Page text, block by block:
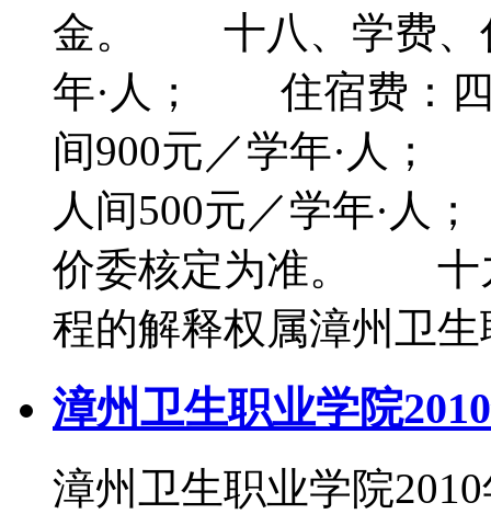
金。 十八、学费、
年·人； 住宿费：四
间900元／学年·人；
人间500元／学年·
价委核定为准。 十
程的解释权属漳州卫
漳州卫生职业学院
漳州卫生职业学院